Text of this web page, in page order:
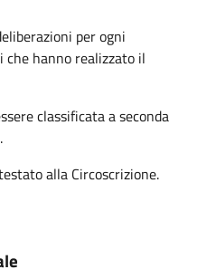
per ogni
che hanno realizzato il
classificata a seconda
alla Circoscrizione.